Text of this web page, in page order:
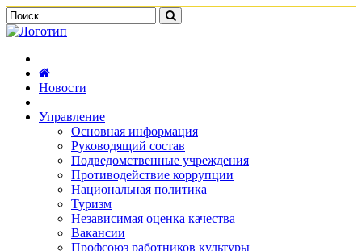
Новости
Управление
Основная информация
Руководящий состав
Подведомственные учреждения
Противодействие коррупции
Национальная политика
Туризм
Независимая оценка качества
Вакансии
Профсоюз работников культуры